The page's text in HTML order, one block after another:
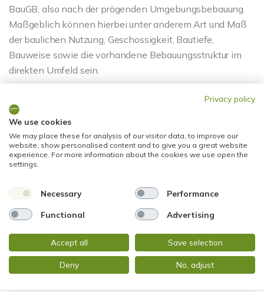
BauGB, also nach der prägenden Umgebungsbebauung.
Maßgeblich können hierbei unter anderem Art und Maß
der baulichen Nutzung, Geschossigkeit, Bautiefe,
Bauweise sowie die vorhandene Bebauungsstruktur im
direkten Umfeld sein.
Hinweis: Die Immobilie wird im derzeitigen Zustand
angeboten. Das Vorderhaus ist stark sanierungsbedürftig
und derzeit nicht bewohnbar. Das zusätzliche
Baugrundstück ist noch nicht erschlossen. Sämtliche
Bebauungs-, Nutzungs-, Umbau- und
eigenständig und auf eigene Kosten baurechtlich zu
prüfen.
HINWEIS ZUM ENERGIEAUSWEIS: Der Energieausweis
wurde bereits beauftragt und wird nach Fertigstellung
kurzfristig zur Verfügung gestellt. Fehlende
Privacy policy
We use cookies
We may place these for analysis of our visitor data, to improve our
website, show personalised content and to give you a great website
experience. For more information about the cookies we use open the
settings.
Necessary Performance
Functional Advertising
Accept all Save selection
Deny No, adjust